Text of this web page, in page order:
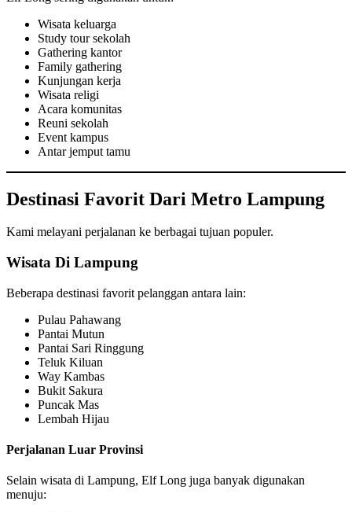
Wisata keluarga
Study tour sekolah
Gathering kantor
Family gathering
Kunjungan kerja
Wisata religi
Acara komunitas
Reuni sekolah
Event kampus
Antar jemput tamu
Destinasi Favorit Dari Metro Lampung
Kami melayani perjalanan ke berbagai tujuan populer.
Wisata Di Lampung
Beberapa destinasi favorit pelanggan antara lain:
Pulau Pahawang
Pantai Mutun
Pantai Sari Ringgung
Teluk Kiluan
Way Kambas
Bukit Sakura
Puncak Mas
Lembah Hijau
Perjalanan Luar Provinsi
Selain wisata di Lampung, Elf Long juga banyak digunakan
menuju: